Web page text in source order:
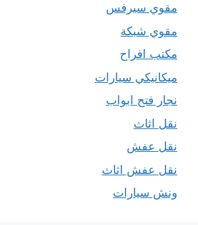
مقوي سيرفس
مقوي شبكة
مكتب افراح
ميكانيكي سيارات
نجار فتح ابواب
نقل اثاث
نقل عفش
نقل عفش اثاث
ونش سيارات